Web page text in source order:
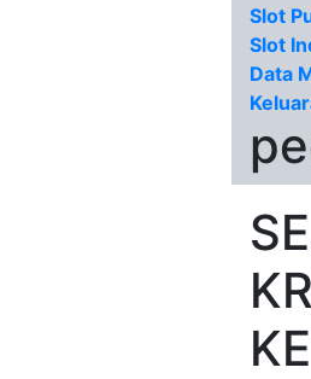
Slot
Slot
Data